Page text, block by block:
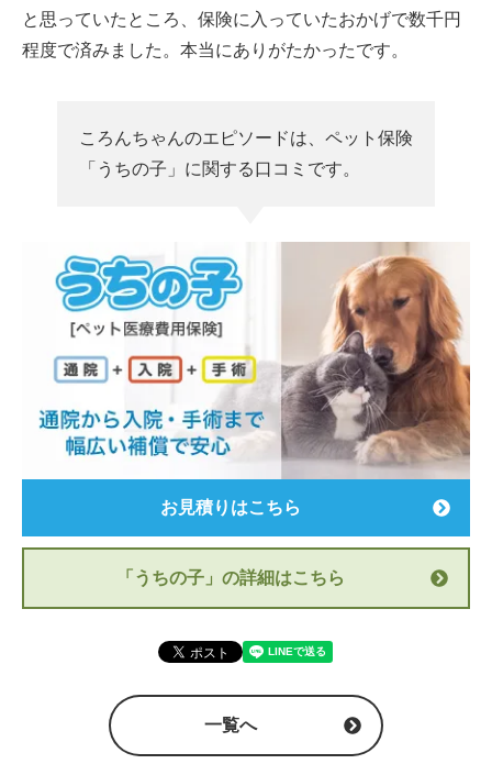
と思っていたところ、保険に入っていたおかげで数千円
程度で済みました。本当にありがたかったです。
ころんちゃんのエピソードは、ペット保険
「うちの子」に関する口コミです。
お見積りはこちら
「うちの子」の詳細はこちら
一覧へ